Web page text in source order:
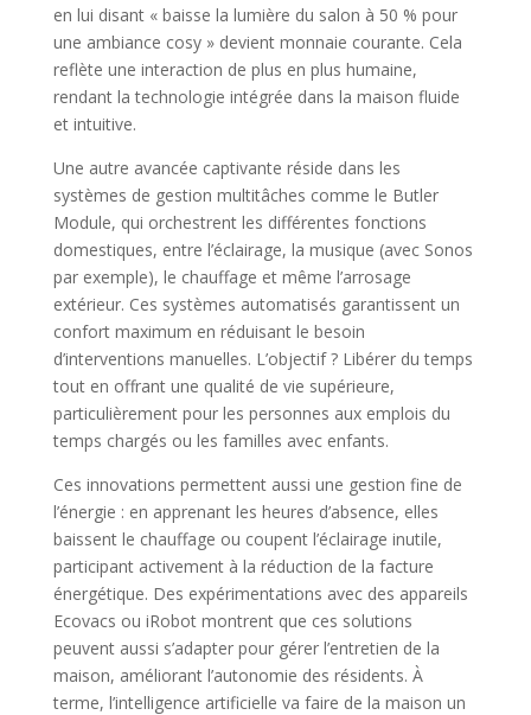
en lui disant « baisse la lumière du salon à 50 % pour
une ambiance cosy » devient monnaie courante. Cela
reflète une interaction de plus en plus humaine,
rendant la technologie intégrée dans la maison fluide
et intuitive.
Une autre avancée captivante réside dans les
systèmes de gestion multitâches comme le Butler
Module, qui orchestrent les différentes fonctions
domestiques, entre l’éclairage, la musique (avec Sonos
par exemple), le chauffage et même l’arrosage
extérieur. Ces systèmes automatisés garantissent un
confort maximum en réduisant le besoin
d’interventions manuelles. L’objectif ? Libérer du temps
tout en offrant une qualité de vie supérieure,
particulièrement pour les personnes aux emplois du
temps chargés ou les familles avec enfants.
Ces innovations permettent aussi une gestion fine de
l’énergie : en apprenant les heures d’absence, elles
baissent le chauffage ou coupent l’éclairage inutile,
participant activement à la réduction de la facture
énergétique. Des expérimentations avec des appareils
Ecovacs ou iRobot montrent que ces solutions
peuvent aussi s’adapter pour gérer l’entretien de la
maison, améliorant l’autonomie des résidents. À
terme, l’intelligence artificielle va faire de la maison un